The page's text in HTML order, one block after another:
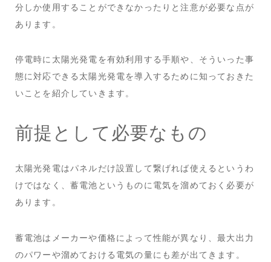
分しか使用することができなかったりと注意が必要な点が
あります。
停電時に太陽光発電を有効利用する手順や、そういった事
態に対応できる太陽光発電を導入するために知っておきた
いことを紹介していきます。
前提として必要なもの
太陽光発電はパネルだけ設置して繋げれば使えるというわ
けではなく、蓄電池というものに電気を溜めておく必要が
あります。
蓄電池はメーカーや価格によって性能が異なり、最大出力
のパワーや溜めておける電気の量にも差が出てきます。